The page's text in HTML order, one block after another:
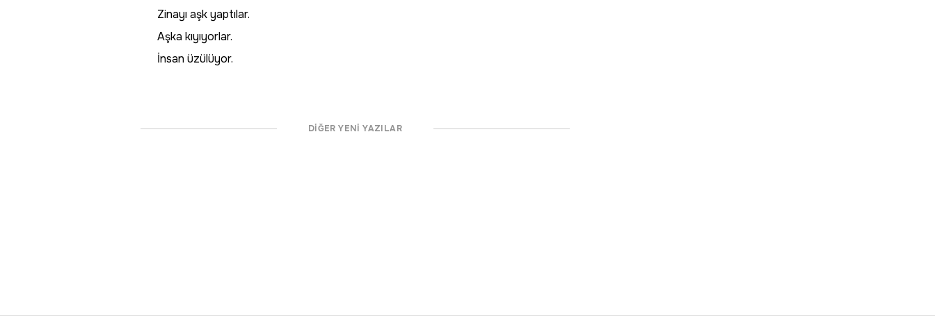
Zinayı aşk yaptılar.
Aşka kıyıyorlar.
İnsan üzülüyor.
DİĞER YENİ YAZILAR